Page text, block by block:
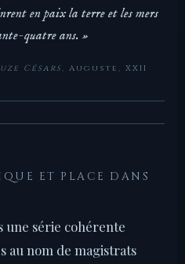
en paix la terre et les mers
quatre ans. »
Césars, Auguste, XXII
ET PLACE DANS
une série cohérente
au nom de magistrats